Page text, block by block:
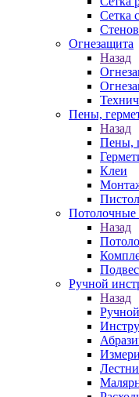
Сетка
Огнезащита
Назад
Пены,
Назад
Пены,
Клеи
Потолочные
Назад
Ручной
Назад